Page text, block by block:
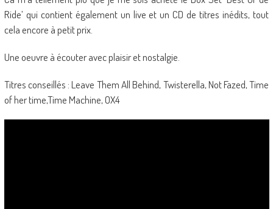
Ride’ qui contient également un live et un CD de titres inédits, tout
cela encore à petit prix.
Une oeuvre à écouter avec plaisir et nostalgie.
Titres conseillés : Leave Them All Behind, Twisterella, Not Fazed, Time
of her time,Time Machine, OX4